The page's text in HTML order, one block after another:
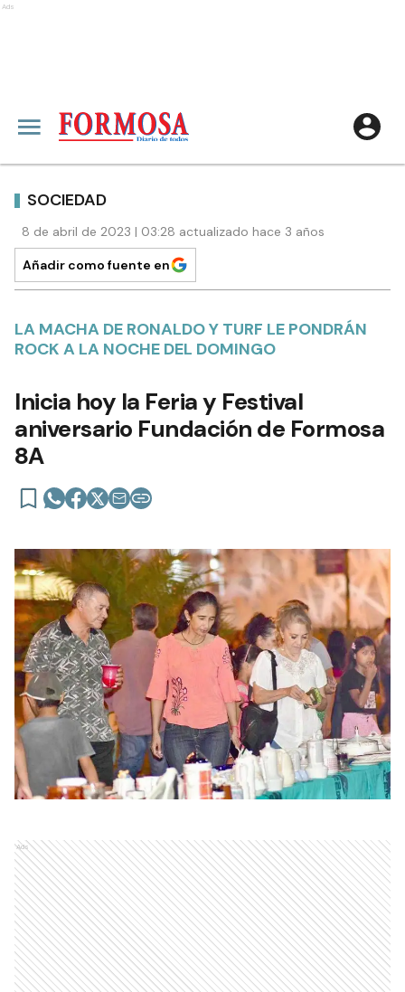
Ads
SOCIEDAD
8 de abril de 2023 | 03:28 actualizado hace 3 años
Añadir como fuente en
LA MACHA DE RONALDO Y TURF LE PONDRÁN
ROCK A LA NOCHE DEL DOMINGO
Inicia hoy la Feria y Festival
aniversario Fundación de Formosa
8A
Ads